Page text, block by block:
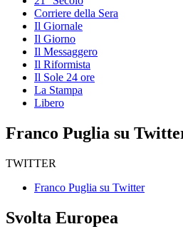
Corriere della Sera
Il Giornale
Il Giorno
Il Messaggero
Il Riformista
Il Sole 24 ore
La Stampa
Libero
Franco Puglia su
TWITTER
Franco Puglia su Twitter
Svolta Europea